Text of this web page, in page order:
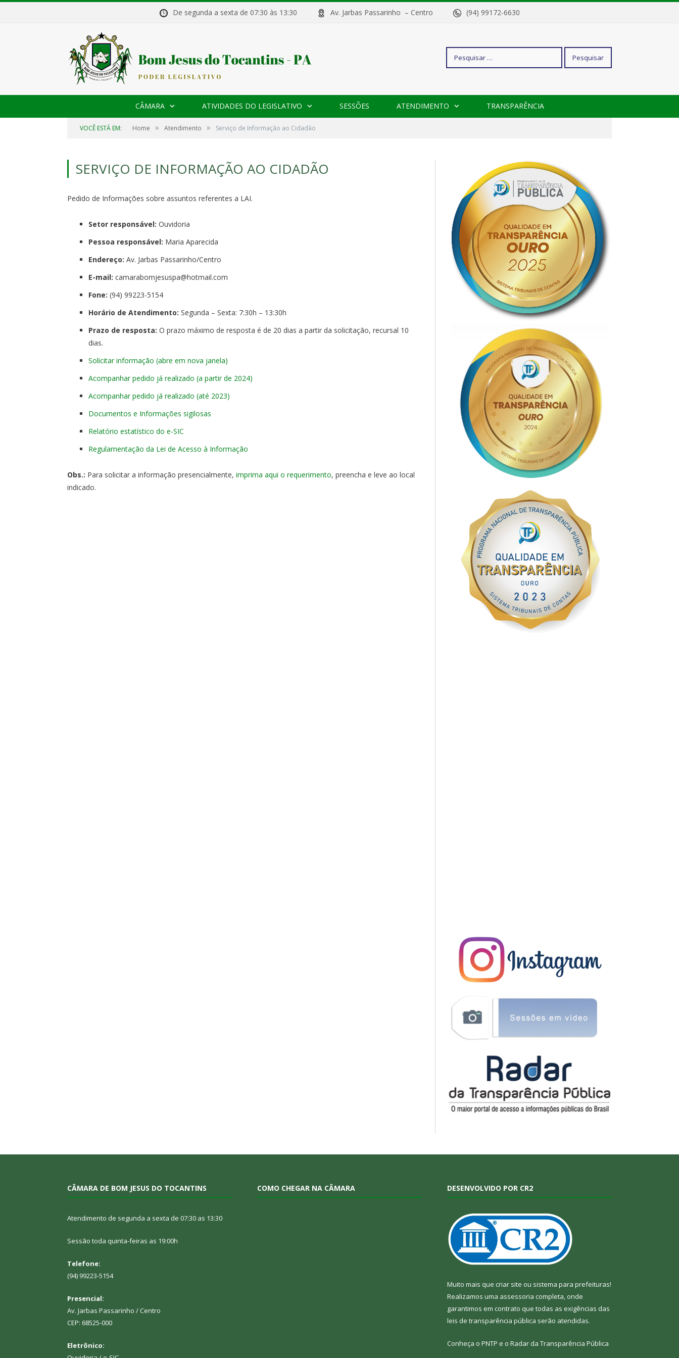
De segunda a sexta de 07:30 às 13:30 Av. Jarbas Passarinho – Centro (94) 99172-6630
Pesquisar
CÂMARA ATIVIDADES DO LEGISLATIVO SESSÕES ATENDIMENTO TRANSPARÊNCIA
VOCÊ ESTÁ EM: Home » Atendimento » Serviço de Informação ao Cidadão
SERVIÇO DE INFORMAÇÃO AO CIDADÃO
Pedido de Informações sobre assuntos referentes a LAI.
Setor responsável: Ouvidoria
Pessoa responsável: Maria Aparecida
Endereço: Av. Jarbas Passarinho/Centro
E-mail: camarabomjesuspa@hotmail.com
Fone: (94) 99223-5154
Horário de Atendimento: Segunda – Sexta: 7:30h – 13:30h
Prazo de resposta: O prazo máximo de resposta é de 20 dias a partir da solicitação, recursal 10
dias.
Solicitar informação (abre em nova janela)
Acompanhar pedido já realizado (a partir de 2024)
Acompanhar pedido já realizado (até 2023)
Documentos e Informações sigilosas
Relatório estatístico do e-SIC
Regulamentação da Lei de Acesso à Informação
Obs.: Para solicitar a informação presencialmente, imprima aqui o requerimento, preencha e leve ao local
indicado.
CÂMARA DE BOM JESUS DO TOCANTINS
Atendimento de segunda a sexta de 07:30 as 13:30
Sessão toda quinta-feiras as 19:00h
Telefone:
(94) 99223-5154
Presencial:
Av. Jarbas Passarinho / Centro
CEP: 68525-000
Eletrônico:
COMO CHEGAR NA CÂMARA DESENVOLVIDO POR CR2
Muito mais que criar site ou sistema para prefeituras!
Realizamos uma assessoria completa, onde
garantimos em contrato que todas as exigências das
leis de transparência pública serão atendidas.
Conheça o PNTP e o Radar da Transparência Pública